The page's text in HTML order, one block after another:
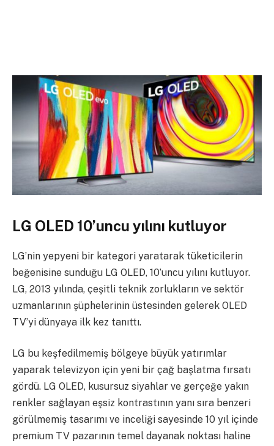
LG OLED 10’uncu yılını kutluyor
LG’nin yepyeni bir kategori yaratarak tüketicilerin
beğenisine sunduğu LG OLED, 10’uncu yılını kutluyor.
LG, 2013 yılında, çeşitli teknik zorlukların ve sektör
uzmanlarının şüphelerinin üstesinden gelerek OLED
TV’yi dünyaya ilk kez tanıttı.
LG bu keşfedilmemiş bölgeye büyük yatırımlar
yaparak televizyon için yeni bir çağ başlatma fırsatı
gördü. LG OLED, kusursuz siyahlar ve gerçeğe yakın
renkler sağlayan eşsiz kontrastının yanı sıra benzeri
görülmemiş tasarımı ve inceliği sayesinde 10 yıl içinde
premium TV pazarının temel dayanak noktası haline